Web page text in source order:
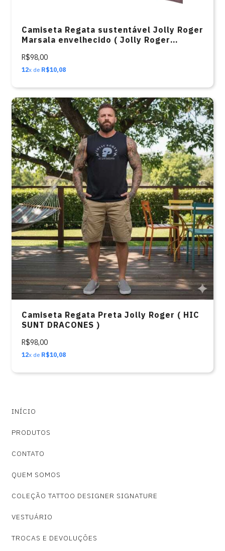
Camiseta Regata sustentável Jolly Roger
Marsala envelhecido ( Jolly Roger
R$98,00
12x de R$10,08
Camiseta Regata Preta Jolly Roger ( HIC
SUNT DRACONES )
R$98,00
12x de R$10,08
INÍCIO
PRODUTOS
CONTATO
QUEM SOMOS
COLEÇÃO TATTOO DESIGNER SIGNATURE
VESTUÁRIO
TROCAS E DEVOLUÇÕES